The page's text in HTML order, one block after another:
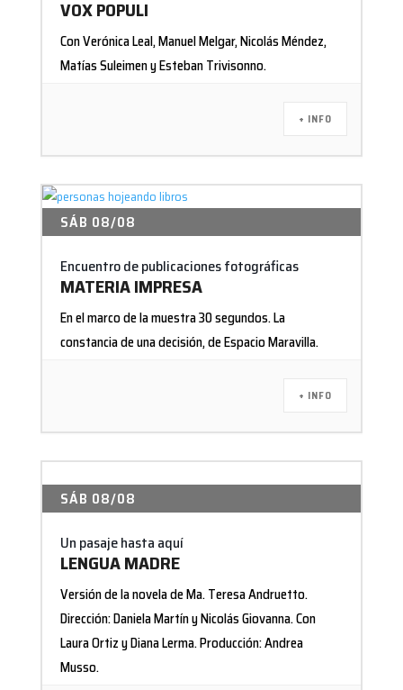
VOX POPULI
Con Verónica Leal, Manuel Melgar, Nicolás Méndez,
Matías Suleimen y Esteban Trivisonno.
+ INFO
SÁB 08/08
Encuentro de publicaciones fotográficas
MATERIA IMPRESA
En el marco de la muestra 30 segundos. La
constancia de una decisión, de Espacio Maravilla.
+ INFO
SÁB 08/08
Un pasaje hasta aquí
LENGUA MADRE
Versión de la novela de Ma. Teresa Andruetto.
Dirección: Daniela Martín y Nicolás Giovanna. Con
Laura Ortiz y Diana Lerma. Producción: Andrea
Musso.